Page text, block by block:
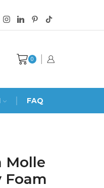
0
FAQ
Molle
Foam